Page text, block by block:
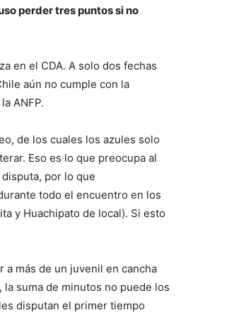
perder tres puntos si no
en el CDA. A solo dos fechas
aún no cumple con la
ANFP.
de los cuales los azules solo
Eso es lo que preocupa al
por lo que
todo el encuentro en los
y Huachipato de local). Si esto
más de un juvenil en cancha
suma de minutos no puede los
disputan el primer tiempo